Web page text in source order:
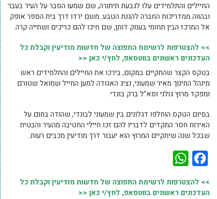
החיילים והתלמידים עלו לגבעת תיתורה, שם שמעו הסבר על העיר בעבר
ובהווה ממדריכות החברה להגנת הטבע. משם ירדו דרך בית הספר אופק
אל המרכז הבין תחומי בעמק דותן, שם חיכו להם כריכים ושתייה קרה.
>> להצטרפות לרשימת התפוצה של חדשות מודיעין וקבלת כל
העדכונים ראשונים בווטסאפ, לחץ/י כאן <<
בטקס הקצר שהתקיים במקום, בירכו את החיילים והתלמידים ראש
מינהל החינוך מאיר שמעוני, נציג האגודה למען החייל שמואל שטורם
ומפקד מרוץ גולני וסא"ל ברק בונדי.
בסיום הטקס הוחלפו דגלונים בין שמעוני לבונדי, שהודה בחום על
האירוח חסר התקדים לדבריו להם זכו חיילי החטיבה מהעיר והבטיח
שבכל שנה שיתקיים המרוץ הוא יעבור דרך מודיעין מכבים רעות.
Facebook
>> להצטרפות לרשימת התפוצה של חדשות מודיעין וקבלת כל
העדכונים ראשונים בווטסאפ, לחץ/י כאן <<